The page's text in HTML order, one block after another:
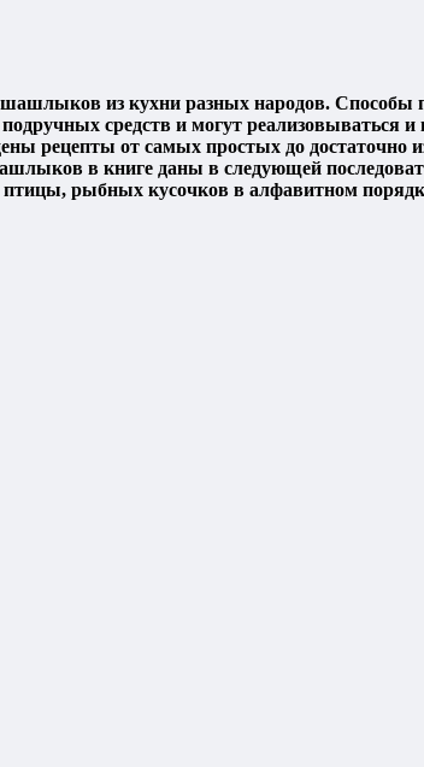
из кухни разных народов.
средств и могут реализовываться и
рецепты от самых простых до достаточно
в книге даны в следующей
рыбных кусочков в алфавитном